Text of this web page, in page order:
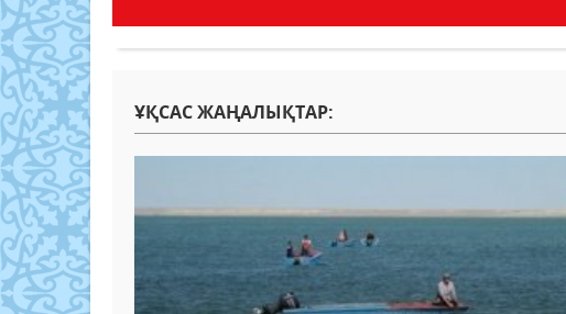
ҰҚСАС ЖАҢАЛЫҚТАР: